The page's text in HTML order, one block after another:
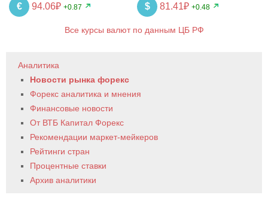
€ 94.06₽ +0.87 $ 81.41₽ +0.48
Все курсы валют по данным ЦБ РФ
Аналитика
Новости рынка форекс
Форекс аналитика и мнения
Финансовые новости
От ВТБ Капитал Форекс
Рекомендации маркет-мейкеров
Рейтинги стран
Процентные ставки
Архив аналитики